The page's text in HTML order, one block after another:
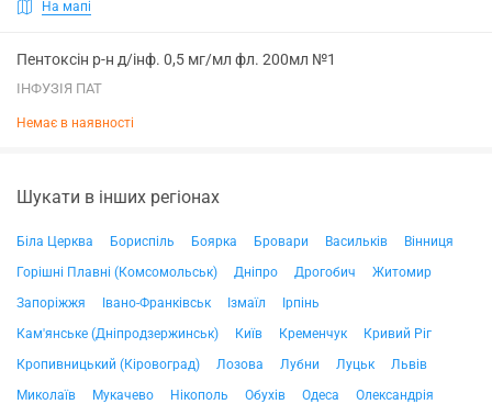
На мапі
Пентоксін р-н д/інф. 0,5 мг/мл фл. 200мл №1
ІНФУЗІЯ ПАТ
Немає в наявності
Шукати в інших регіонах
Біла Церква Бориспіль Боярка Бровари Васильків
Вінниця
Горішні Плавні (Комсомольськ)
Дніпро Дрогобич
Житомир
Запоріжжя
Івано-Франківськ Ізмаїл
Ірпінь
Кам'янське (Дніпродзержинськ)
Київ Кременчук
Кривий Ріг
Кропивницький (Кіровоград)
Лозова Лубни Луцьк
Львів
Миколаїв
Мукачево Нікополь Обухів Одеса
Олександрія